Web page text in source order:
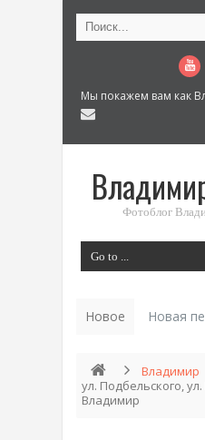
Мы покажем вам как
Фотоблог
Новое Новая
Владимир
ул. Подбельского,
Владимир